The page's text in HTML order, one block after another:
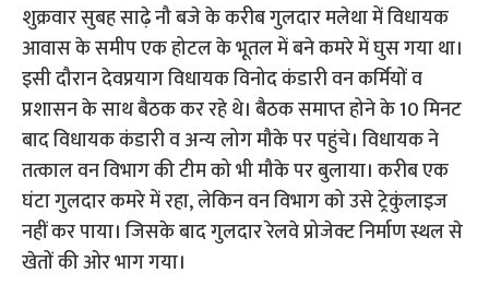
शुक्रवार सुबह साढ़े नौ बजे के करीब गुलदार मलेथा में विधायक
आवास के समीप एक होटल के भूतल में बने कमरे में घुस गया था।
इसी दौरान देवप्रयाग विधायक विनोद कंडारी वन कर्मियों व
प्रशासन के साथ बैठक कर रहे थे। बैठक समाप्त होने के 10 मिनट
बाद विधायक कंडारी व अन्य लोग मौके पर पहुंचे। विधायक ने
तत्काल वन विभाग की टीम को भी मौके पर बुलाया। करीब एक
घंटा गुलदार कमरे में रहा, लेकिन वन विभाग को उसे ट्रेकुंलाइज
नहीं कर पाया। जिसके बाद गुलदार रेलवे प्रोजेक्ट निर्माण स्थल से
खेतों की ओर भाग गया।